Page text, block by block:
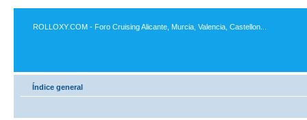
ROLLOXY.COM - Foro Cruising Alicante, Murcia, Valencia, Castellon...
Índice general